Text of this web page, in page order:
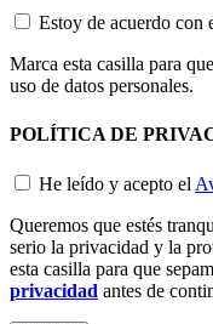
Estoy de acuerdo con
Marca esta casilla para
uso de datos personales.
POLÍTICA DE
He leído y acepto el
Queremos que estés
serio la privacidad y la
esta casilla para que
privacidad antes de